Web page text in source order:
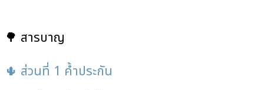
🌳 สารบาญ
🌵 ส่วนที่ 1 ค้ำประกัน